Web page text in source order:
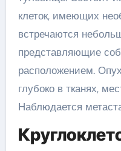
клеток, имеющих
встречаются
представляющие
расположением.
глубоко в тканях,
Наблюдается